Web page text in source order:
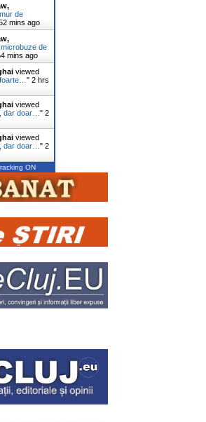
de
mins ago
de
mins ago
viewed
" 2 hrs
viewed
dar doar… " 2
viewed
dar doar… " 2
ON